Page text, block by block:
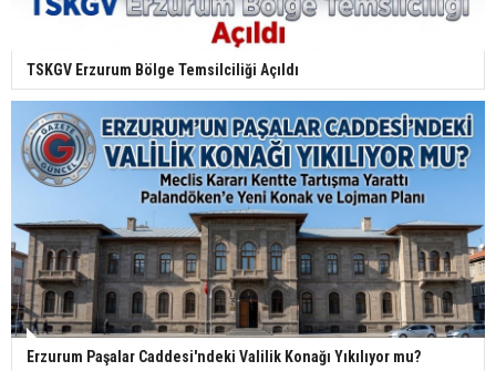
TSKGV Erzurum Bölge Temsilciliği Açıldı
Erzurum Paşalar Caddesi'ndeki Valilik Konağı Yıkılıyor mu?